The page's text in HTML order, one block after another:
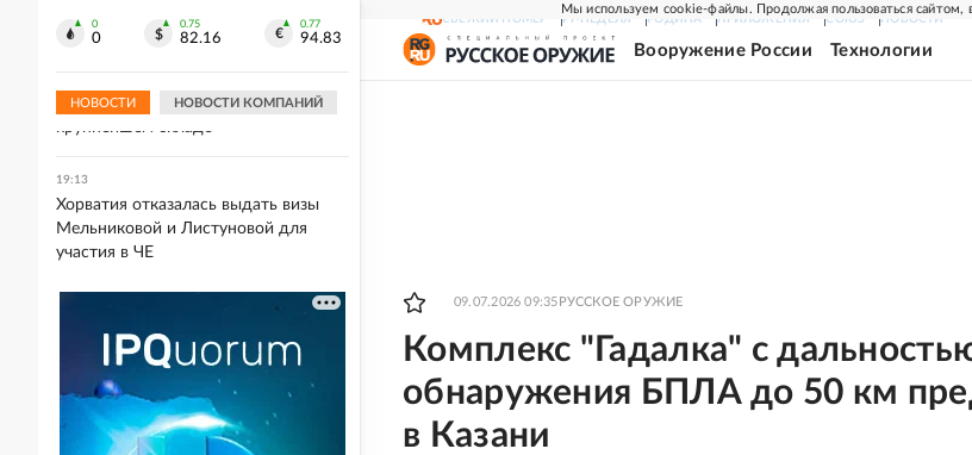
Мы используем cookie-файлы. Продолжая пользоваться сайтом,
СВЕЖИЙ НОМЕР РГ-НЕДЕЛЯ РОДИНА ПРИЛОЖЕНИЯ СОЮЗ НОВОСТИ
Вооружение России Технологии
09.07.2026 09:35 РУССКОЕ ОРУЖИЕ
Комплекс "Гадалка" с
обнаружения БПЛА до 50 км
в Казани
0
0
0.75
82.16
0.77
94.83
НОВОСТИ НОВОСТИ КОМПАНИЙ
Украине после пожара на
крупнейшем складе
19:13
Хорватия отказалась выдать визы
Мельниковой и Листуновой для
участия в ЧЕ